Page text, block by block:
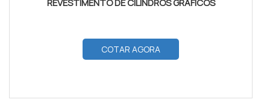
REVESTIMENTO DE CILINDROS GRÁFICOS
COTAR AGORA